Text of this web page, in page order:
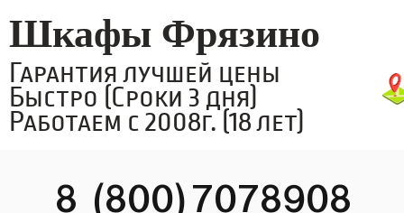
Шкафы Фрязино
Гарантия лучшей цены
Быстро (Сроки 3 дня)
Работаем с 2008г. (18 лет)
8 (800)7078908